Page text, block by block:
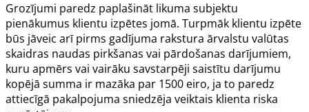
Grozījumi paredz paplašināt likuma subjektu
pienākumus klientu izpētes jomā. Turpmāk klientu izpēte
būs jāveic arī pirms gadījuma rakstura ārvalstu valūtas
skaidras naudas pirkšanas vai pārdošanas darījumiem,
kuru apmērs vai vairāku savstarpēji saistītu darījumu
kopējā summa ir mazāka par 1500 eiro, ja to paredz
attiecīgā pakalpojuma sniedzēja veiktais klienta riska